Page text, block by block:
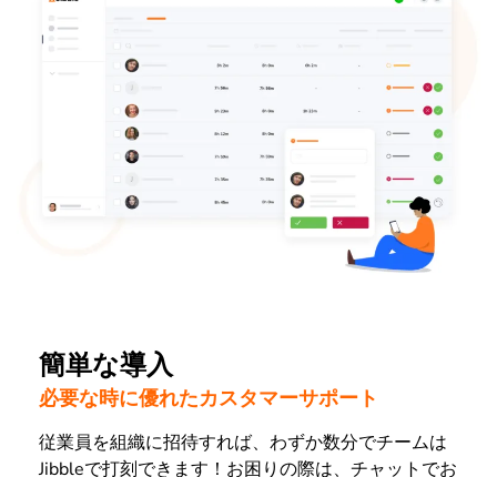
簡単な導入
必要な時に優れたカスタマーサポート
従業員を組織に招待すれば、わずか数分でチームは
Jibbleで打刻できます！お困りの際は、チャットでお